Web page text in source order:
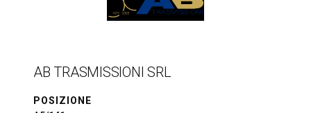
AB TRASMISSIONI SRL
POSIZIONE